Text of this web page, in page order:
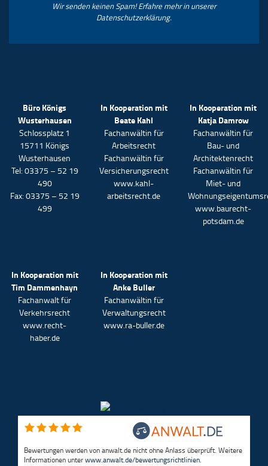
Wir senden keinen Spam! Erfahre mehr in unserer
Datenschutzerklärung.
Büro Königs
Wusterhausen
Schlossplatz 1
15711 Königs
Wusterhausen
Tel: 03375 – 52 19
490
Fax: 03375 – 52 19
499
In Kooperation mit
Beate Kahl
Fachanwältin für
Arbeitsrecht
Fachanwältin für
Versicherungsrecht
www.kahl-
arbeitsrecht.de
In Kooperation mit
Katja Damrow
Fachanwältin für
Bau- und
Architektenrecht
Fachanwältin für
Miet- und
www.baurecht-
potsdam.de
In Kooperation mit
Tim Dammenhayn
Fachanwalt für
Verkehrsrecht
www.recht-
haber.de
In Kooperation mit
Anke Buller
Fachanwältin für
Verwaltungsrecht
www.ra-buller.de
Bewertungen werden von anwalt.de nicht ohne Anlass überprüft. Weitere
Informationen unterwww.anwalt.de/bewertungsrichtlinien.